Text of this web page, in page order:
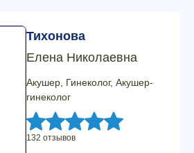
Тихонова
Елена Николаевна
Акушер, Гинеколог, Акушер-
гинеколог
132 отзывов